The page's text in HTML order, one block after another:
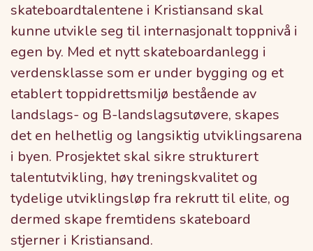
skateboardtalentene i Kristiansand skal
kunne utvikle seg til internasjonalt toppnivå i
egen by. Med et nytt skateboardanlegg i
verdensklasse som er under bygging og et
etablert toppidrettsmiljø bestående av
landslags- og B-landslagsutøvere, skapes
det en helhetlig og langsiktig utviklingsarena
i byen. Prosjektet skal sikre strukturert
talentutvikling, høy treningskvalitet og
tydelige utviklingsløp fra rekrutt til elite, og
dermed skape fremtidens skateboard
stjerner i Kristiansand.